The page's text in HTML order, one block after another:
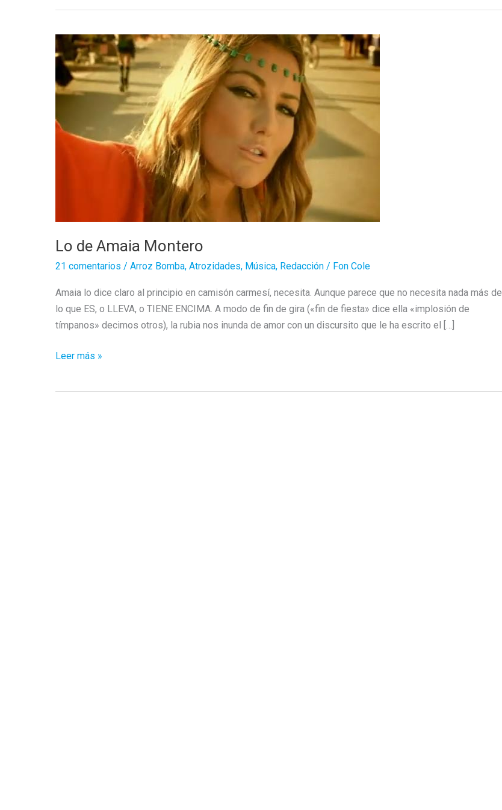
Lo de Amaia Montero
21 comentarios / Arroz Bomba, Atrozidades, Música, Redacción / Fon Cole
Amaia lo dice claro al principio en camisón carmesí, necesita. Aunque parece que no necesita nada más de
lo que ES, o LLEVA, o TIENE ENCIMA. A modo de fin de gira («fin de fiesta» dice ella «implosión de
tímpanos» decimos otros), la rubia nos inunda de amor con un discursito que le ha escrito el […]
Lo
Leer más »